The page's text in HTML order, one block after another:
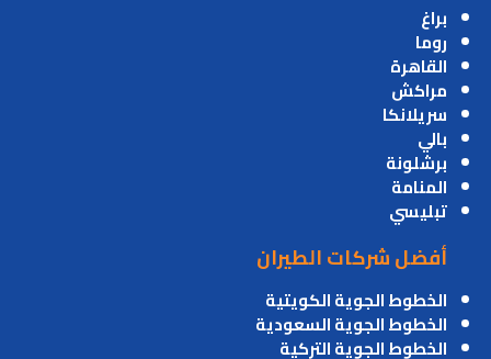
براغ
روما
القاهرة
مراكش
سريلانكا
بالي
برشلونة
المنامة
تبليسي
أفضل شركات الطيران
الخطوط الجوية الكويتية
الخطوط الجوية السعودية
الخطوط الجوية التركية